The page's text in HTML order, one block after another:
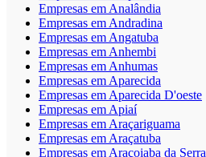
Empresas em Analândia
Empresas em Andradina
Empresas em Angatuba
Empresas em Anhembi
Empresas em Anhumas
Empresas em Aparecida
Empresas em Aparecida D'oeste
Empresas em Apiaí
Empresas em Araçariguama
Empresas em Araçatuba
Empresas em Araçoiaba da Serra